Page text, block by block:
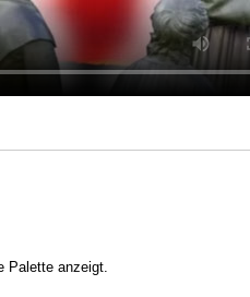
Palette anzeigt.